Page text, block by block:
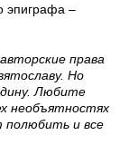
эпиграфа –
права
Но
Любите
необъятностях
полюбить и все